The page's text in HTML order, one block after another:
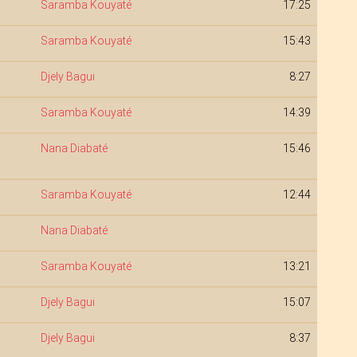
Saramba Kouyaté 17:25
Saramba Kouyaté 15:43
Djely Bagui 8:27
Saramba Kouyaté 14:39
Nana Diabaté 15:46
Saramba Kouyaté 12:44
Nana Diabaté
Saramba Kouyaté 13:21
Djely Bagui 15:07
Djely Bagui 8:37